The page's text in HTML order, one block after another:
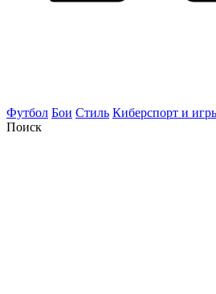
Футбол Бои Стиль Киберспорт и
Поиск